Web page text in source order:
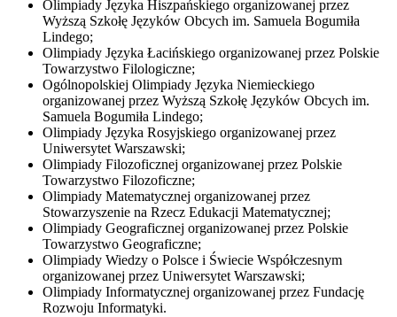
Olimpiady Języka Hiszpańskiego organizowanej przez
Wyższą Szkołę Języków Obcych im. Samuela Bogumiła
Lindego;
Olimpiady Języka Łacińskiego organizowanej przez Polskie
Towarzystwo Filologiczne;
Ogólnopolskiej Olimpiady Języka Niemieckiego
organizowanej przez Wyższą Szkołę Języków Obcych im.
Samuela Bogumiła Lindego;
Olimpiady Języka Rosyjskiego organizowanej przez
Uniwersytet Warszawski;
Olimpiady Filozoficznej organizowanej przez Polskie
Towarzystwo Filozoficzne;
Olimpiady Matematycznej organizowanej przez
Stowarzyszenie na Rzecz Edukacji Matematycznej;
Olimpiady Geograficznej organizowanej przez Polskie
Towarzystwo Geograficzne;
Olimpiady Wiedzy o Polsce i Świecie Współczesnym
organizowanej przez Uniwersytet Warszawski;
Olimpiady Informatycznej organizowanej przez Fundację
Rozwoju Informatyki.